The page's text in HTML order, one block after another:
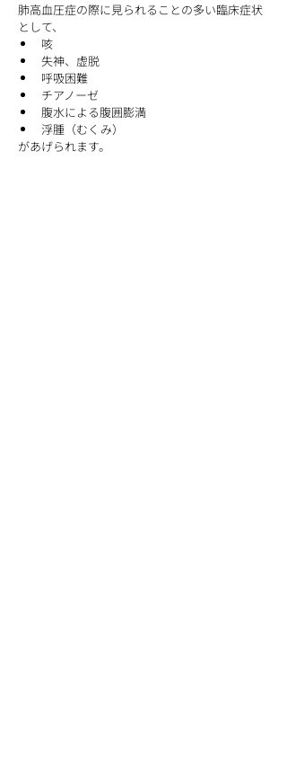
肺高血圧症の際に見られることの多い臨床症状
として、
咳
失神、虚脱
呼吸困難
チアノーゼ
腹水による腹囲膨満
浮腫（むくみ）
があげられます。